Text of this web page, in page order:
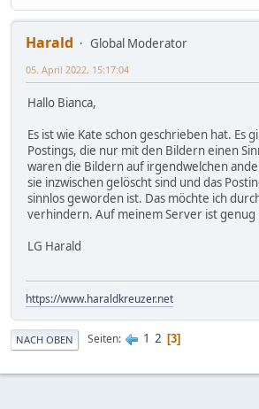
Harald
Global Moderator
05. April 2022, 15:17:04
Hallo Bianca,
Es ist wie Kate schon geschrieben hat. Es
Postings, die nur mit den Bildern einen
waren die Bildern auf irgendwelchen
sie inzwischen gelöscht sind und das
sinnlos geworden ist. Das möchte ich
verhindern. Auf meinem Server ist genug
LG Harald
https://www.haraldkreuzer.net
NACH OBEN Seiten 1 2 3